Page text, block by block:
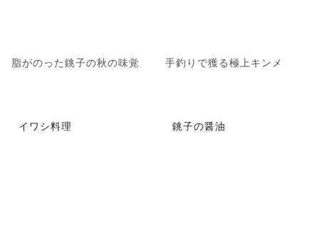
脂がのった銚子の秋の味覚 手釣りで獲る極上キンメ
イワシ料理 銚子の醤油